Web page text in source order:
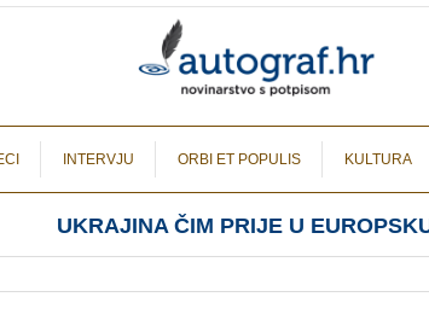
INTERVJU ORBI ET POPULIS KULTURA
UKRAJINA ČIM PRIJE U